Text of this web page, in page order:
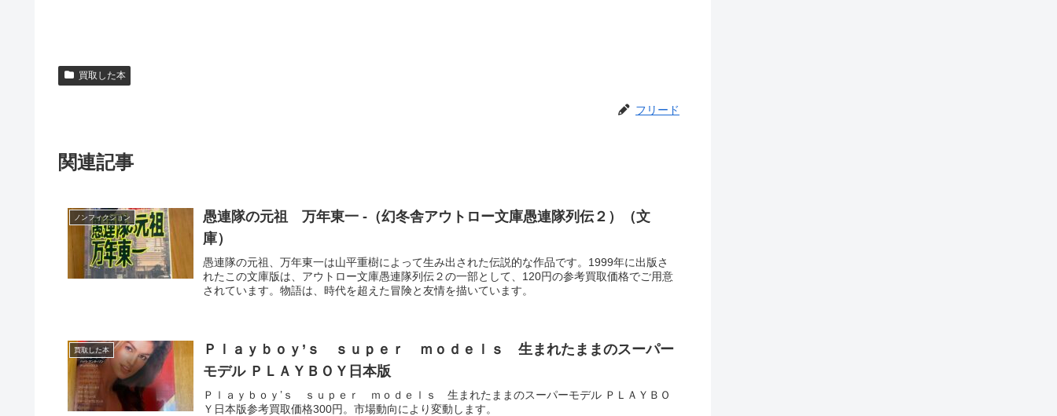
買取した本
フリード
関連記事
ノンフィクション
愚連隊の元祖 万年東一 -（幻冬舎アウトロー文庫愚連隊列伝２）（文
庫）
愚連隊の元祖、万年東一は山平重樹によって生み出された伝説的な作品です。1999年に出版さ
れたこの文庫版は、アウトロー文庫愚連隊列伝２の一部として、120円の参考買取価格でご用意
されています。物語は、時代を超えた冒険と友情を描いています。
買取した本
Ｐｌａｙｂｏｙ’ｓ ｓｕｐｅｒ ｍｏｄｅｌｓ 生まれたままのスーパー
モデル ＰＬＡＹＢＯＹ日本版
Ｐｌａｙｂｏｙ’ｓ ｓｕｐｅｒ ｍｏｄｅｌｓ 生まれたままのスーパーモデル ＰＬＡＹＢＯ
Ｙ日本版参考買取価格300円。市場動向により変動します。